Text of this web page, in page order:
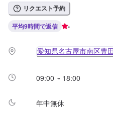
リクエスト予約
平均9時間で返信 -
愛知県名古屋市南区豊
09:00 ~ 18:00
年中無休